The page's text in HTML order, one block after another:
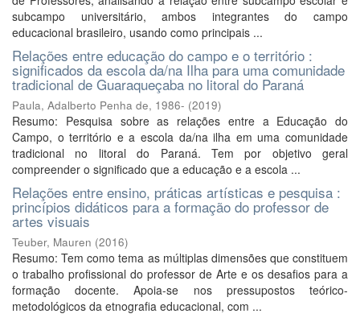
subcampo universitário, ambos integrantes do campo
educacional brasileiro, usando como principais ...
Relações entre educação do campo e o território :
significados da escola da/na Ilha para uma comunidade
tradicional de Guaraqueçaba no litoral do Paraná
Paula, Adalberto Penha de, 1986- (2019)
Resumo: Pesquisa sobre as relações entre a Educação do
Campo, o território e a escola da/na ilha em uma comunidade
tradicional no litoral do Paraná. Tem por objetivo geral
compreender o significado que a educação e a escola ...
Relações entre ensino, práticas artísticas e pesquisa :
princípios didáticos para a formação do professor de
artes visuais
Teuber, Mauren (2016)
Resumo: Tem como tema as múltiplas dimensões que constituem
o trabalho profissional do professor de Arte e os desafios para a
formação docente. Apoia-se nos pressupostos teórico-
metodológicos da etnografia educacional, com ...